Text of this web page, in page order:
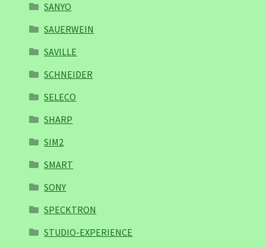
SANYO
SAUERWEIN
SAVILLE
SCHNEIDER
SELECO
SHARP
SIM2
SMART
SONY
SPECKTRON
STUDIO-EXPERIENCE